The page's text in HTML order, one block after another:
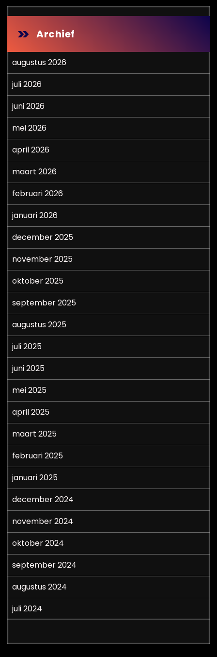
Archief
augustus 2026
juli 2026
juni 2026
mei 2026
april 2026
maart 2026
februari 2026
januari 2026
december 2025
november 2025
oktober 2025
september 2025
augustus 2025
juli 2025
juni 2025
mei 2025
april 2025
maart 2025
februari 2025
januari 2025
december 2024
november 2024
oktober 2024
september 2024
augustus 2024
juli 2024